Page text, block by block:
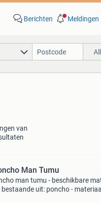
Berichten Meldingen
van
Man Tumu
man tumu - beschikbare
bestaande uit: poncho -